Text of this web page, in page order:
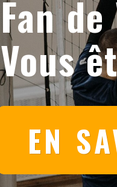
Fan
Vous
EN